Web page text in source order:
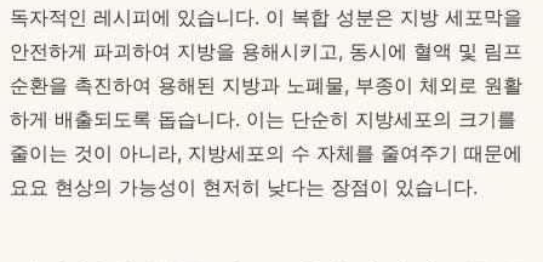
독자적인 레시피에 있습니다. 이 복합 성분은 지방 세포막을
안전하게 파괴하여 지방을 용해시키고, 동시에 혈액 및 림프
순환을 촉진하여 용해된 지방과 노폐물, 부종이 체외로 원활
하게 배출되도록 돕습니다. 이는 단순히 지방세포의 크기를
줄이는 것이 아니라, 지방세포의 수 자체를 줄여주기 때문에
요요 현상의 가능성이 현저히 낮다는 장점이 있습니다.